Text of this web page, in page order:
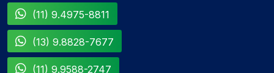
(11) 9.4975-8811
(13) 9.8828-7677
(11) 9.9588-2747